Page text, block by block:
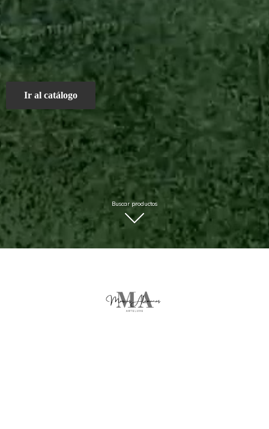
Ir al catálogo
Buscar productos